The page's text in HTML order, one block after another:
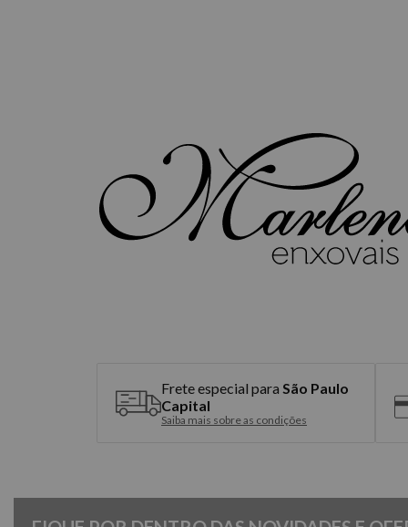
Frete especial para São Paulo
Capital
Saiba mais sobre as condições